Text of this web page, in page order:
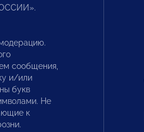
сообщения,
и/или
букв
Не
к